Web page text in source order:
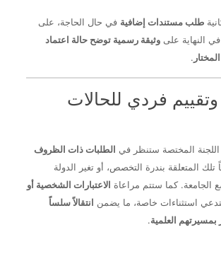
طلب مستندات إضافية في حال الحاجة، على
النهاية على وثيقة رسمية توضح حالة اعتماد
.
فردي للحالات
المختصة ستنظر في الطلبات ذات الظروف
المتعلقة بندرة التخصص، أو تغير الدولة
الجامعة. كما ستتم مراعاة الاعتبارات الشخصية أو
استثناءات خاصة، ما يضمن انتقالاً سلساً
بمسيرتهم العلمية.